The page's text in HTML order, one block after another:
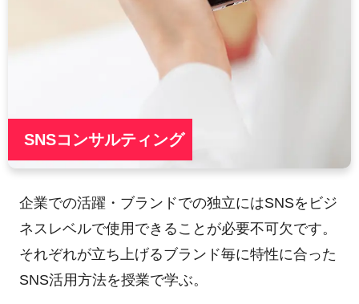
SNSコンサルティング
企業での活躍・ブランドでの独立にはSNSをビジ
ネスレベルで使用できることが必要不可欠です。
それぞれが立ち上げるブランド毎に特性に合った
SNS活用方法を授業で学ぶ。